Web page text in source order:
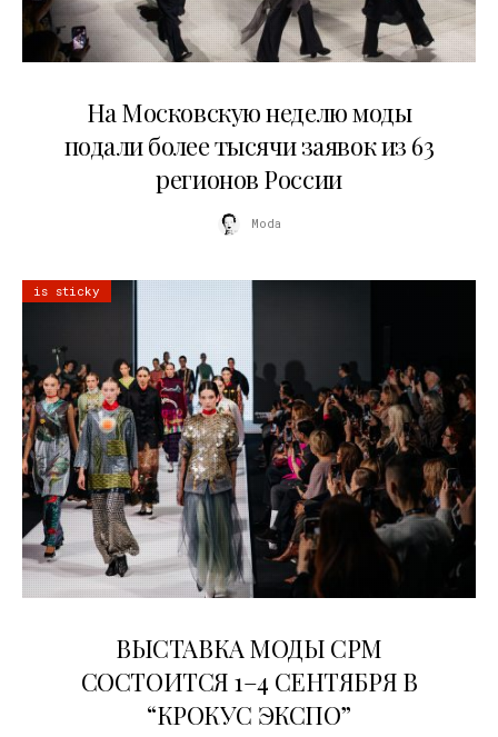
На Московскую неделю моды
подали более тысячи заявок из 63
регионов России
Moda
is sticky
ВЫСТАВКА МОДЫ CPM
СОСТОИТСЯ 1–4 СЕНТЯБРЯ В
“КРОКУС ЭКСПО”